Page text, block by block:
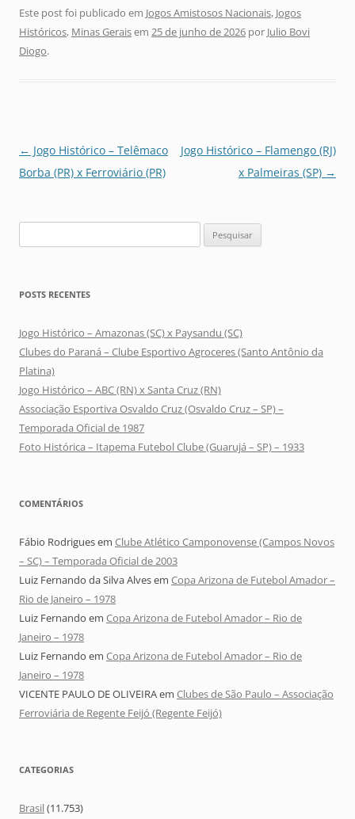
Este post foi publicado em Jogos Amistosos Nacionais, Jogos
Históricos, Minas Geraisem 25 de junho de 2026 por Julio Bovi
Diogo.
Navegação
de
← Jogo Histórico – Telêmaco
Borba (PR) x Ferroviário (PR)
Jogo Histórico – Flamengo (RJ)
x Palmeiras (SP) →
por:
POSTS RECENTES
Jogo Histórico – Amazonas (SC) x Paysandu (SC)
Clubes do Paraná – Clube Esportivo Agroceres (Santo Antônio da
Platina)
Jogo Histórico – ABC (RN) x Santa Cruz (RN)
Associação Esportiva Osvaldo Cruz (Osvaldo Cruz – SP) –
Temporada Oficial de 1987
Foto Histórica – Itapema Futebol Clube (Guarujá – SP) – 1933
COMENTÁRIOS
Fábio Rodriguesem Clube Atlético Camponovense (Campos Novos
– SC) – Temporada Oficial de 2003
Luiz Fernando da Silva Alvesem Copa Arizona de Futebol Amador –
Rio de Janeiro – 1978
Luiz Fernando em Copa Arizona de Futebol Amador – Rio de
Janeiro – 1978
Luiz Fernando em Copa Arizona de Futebol Amador – Rio de
Janeiro – 1978
VICENTE PAULO DE OLIVEIRAem Clubes de São Paulo – Associação
Ferroviária de Regente Feijó (Regente Feijó)
CATEGORIAS
Brasil(11.753)